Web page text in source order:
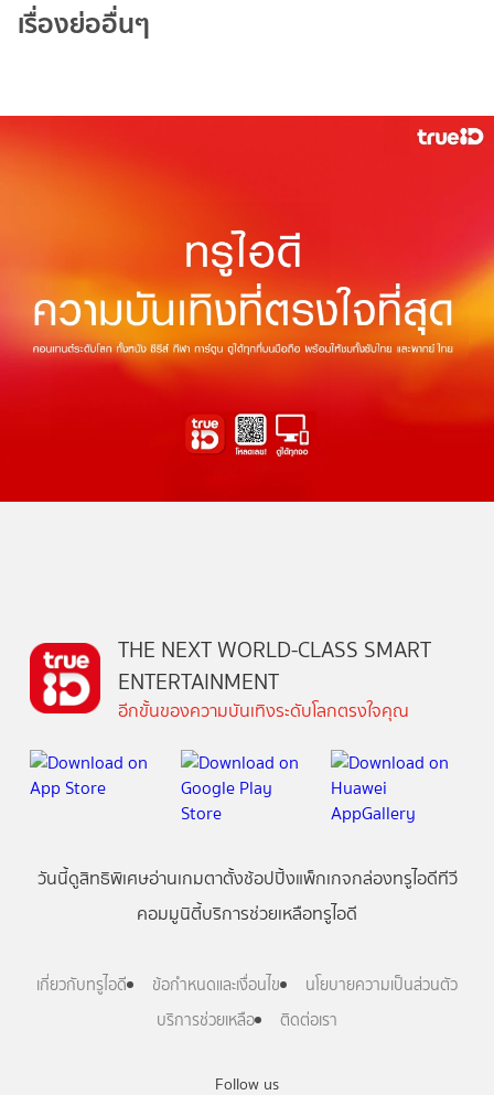
เรื่องย่ออื่นๆ
Follow us
THE NEXT WORLD-CLASS SMART
ENTERTAINMENT
อีกขั้นของความบันเทิงระดับโลกตรงใจคุณ
วันนี้ดูสิทธิพิเศษอ่านเกมตาตั้งช้อปปิ้งแพ็กเกจกล่องทรูไอดีทีวี
คอมมูนิตี้บริการช่วยเหลือทรูไอดี
เกี่ยวกับทรูไอดี ข้อกำหนดและเงื่อนไข
นโยบายความเป็นส่วนตัว
บริการช่วยเหลือ
ติดต่อเรา